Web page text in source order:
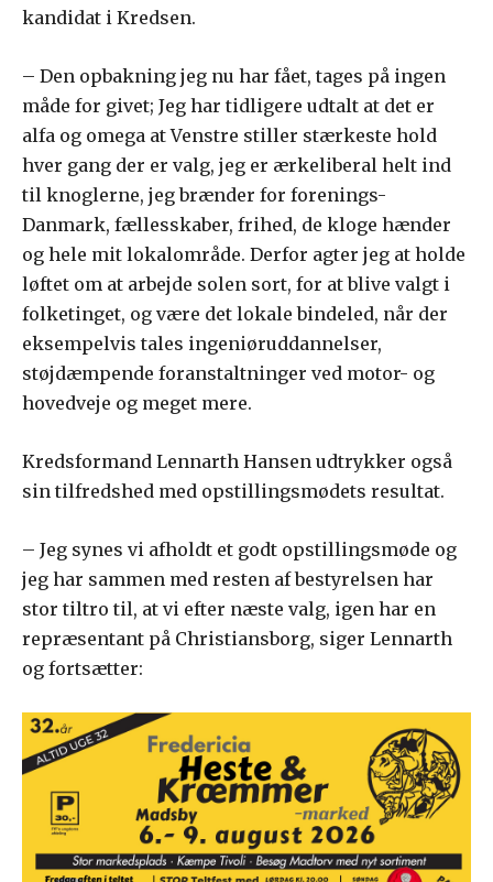
kandidat i Kredsen.
– Den opbakning jeg nu har fået, tages på ingen
måde for givet; Jeg har tidligere udtalt at det er
alfa og omega at Venstre stiller stærkeste hold
hver gang der er valg, jeg er ærkeliberal helt ind
til knoglerne, jeg brænder for forenings-
Danmark, fællesskaber, frihed, de kloge hænder
og hele mit lokalområde. Derfor agter jeg at holde
løftet om at arbejde solen sort, for at blive valgt i
folketinget, og være det lokale bindeled, når der
eksempelvis tales ingeniøruddannelser,
støjdæmpende foranstaltninger ved motor- og
hovedveje og meget mere.
Kredsformand Lennarth Hansen udtrykker også
sin tilfredshed med opstillingsmødets resultat.
– Jeg synes vi afholdt et godt opstillingsmøde og
jeg har sammen med resten af bestyrelsen har
stor tiltro til, at vi efter næste valg, igen har en
repræsentant på Christiansborg, siger Lennarth
og fortsætter: